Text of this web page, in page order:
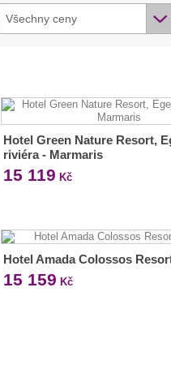
Všechny ceny
Hotel Green Nature Resort,
riviéra - Marmaris
15 119 Kč
Hotel Amada Colossos
15 159 Kč